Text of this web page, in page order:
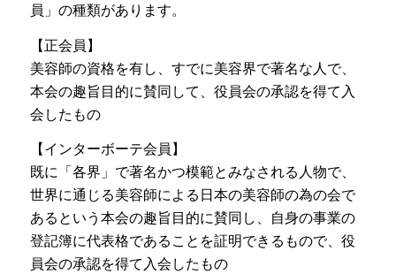
員」の種類があります。
【正会員】
美容師の資格を有し、すでに美容界で著名な人で、
本会の趣旨目的に賛同して、役員会の承認を得て入
会したもの
【インターボーテ会員】
既に「各界」で著名かつ模範とみなされる人物で、
世界に通じる美容師による日本の美容師の為の会で
あるという本会の趣旨目的に賛同し、自身の事業の
登記簿に代表格であることを証明できるもので、役
員会の承認を得て入会したもの